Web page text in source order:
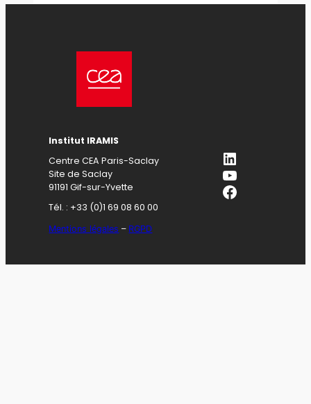
Institut IRAMIS
Centre CEA Paris-Saclay
Site de Saclay
91191 Gif-sur-Yvette
Tél. : +33 (0)1 69 08 60 00
Mentions légales – RGPD
LinkedIn
YouTube
Facebook